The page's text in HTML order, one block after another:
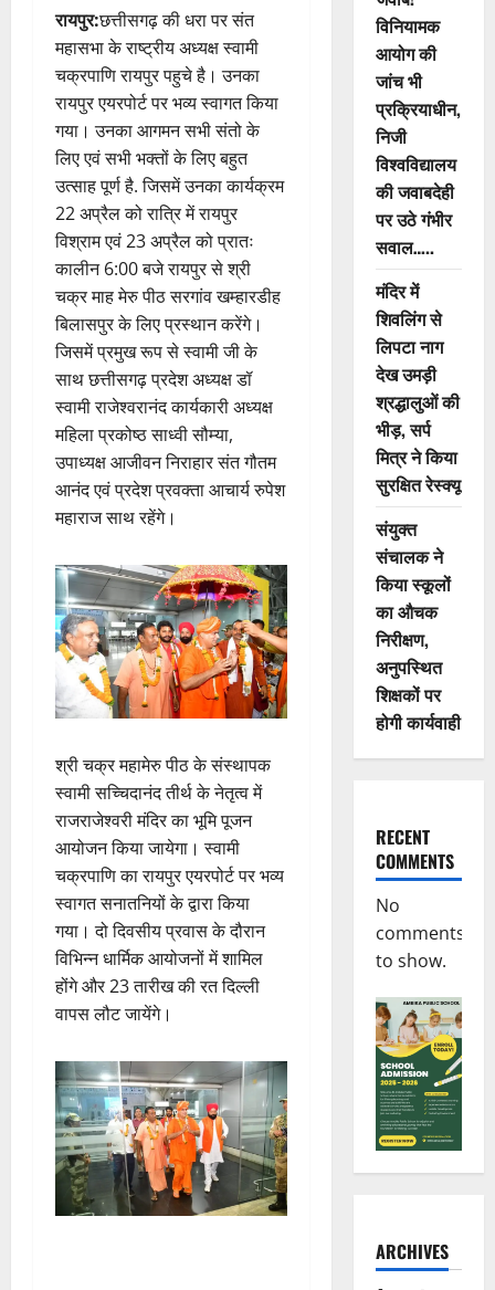
रायपुर:छत्तीसगढ़ की धरा पर संत
महासभा के राष्ट्रीय अध्यक्ष स्वामी
चक्रपाणि रायपुर पहुचे है। उनका
रायपुर एयरपोर्ट पर भव्य स्वागत किया
गया। उनका आगमन सभी संतो के
लिए एवं सभी भक्तों के लिए बहुत
उत्साह पूर्ण है. जिसमें उनका कार्यक्रम
22 अप्रैल को रात्रि में रायपुर
विश्राम एवं 23 अप्रैल को प्रातः
कालीन 6:00 बजे रायपुर से श्री
चक्र माह मेरु पीठ सरगांव खम्हारडीह
बिलासपुर के लिए प्रस्थान करेंगे।
जिसमें प्रमुख रूप से स्वामी जी के
साथ छत्तीसगढ़ प्रदेश अध्यक्ष डॉ
स्वामी राजेश्वरानंद कार्यकारी अध्यक्ष
महिला प्रकोष्ठ साध्वी सौम्या,
उपाध्यक्ष आजीवन निराहार संत गौतम
आनंद एवं प्रदेश प्रवक्ता आचार्य रुपेश
महाराज साथ रहेंगे।
श्री चक्र महामेरु पीठ के संस्थापक
स्वामी सच्चिदानंद तीर्थ के नेतृत्व में
राजराजेश्वरी मंदिर का भूमि पूजन
आयोजन किया जायेगा। स्वामी
चक्रपाणि का रायपुर एयरपोर्ट पर भव्य
स्वागत सनातनियों के द्वारा किया
गया। दो दिवसीय प्रवास के दौरान
विभिन्न धार्मिक आयोजनों में शामिल
होंगे और 23 तारीख की रत दिल्ली
वापस लौट जायेंगे।
विनियामक
आयोग की
जांच भी
प्रक्रियाधीन,
निजी
विश्वविद्यालय
की जवाबदेही
पर उठे गंभीर
सवाल…..
मंदिर में
शिवलिंग से
लिपटा नाग
देख उमड़ी
श्रद्धालुओं की
भीड़, सर्प
मित्र ने किया
सुरक्षित रेस्क्यू
संयुक्त
संचालक ने
किया स्कूलों
का औचक
निरीक्षण,
अनुपस्थित
शिक्षकों पर
होगी कार्यवाही
RECENT
COMMENTS
No
comments
to show.
ARCHIVES